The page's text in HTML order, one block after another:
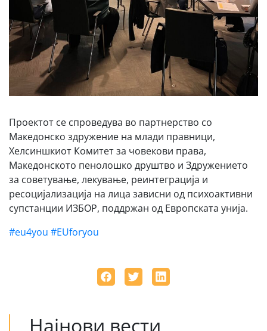
Проектот се спроведува во партнерство со
Македонско здружение на млади правници,
Хелсиншкиот Комитет за човекови права,
Македонското пенолошко друштво и Здружението
за советување, лекување, реинтеграција и
ресоцијализација на лица зависни од психоактивни
супстанции ИЗБОР, поддржан од Европската унија.
#eu4yоu #EUforyou
Најнови вести